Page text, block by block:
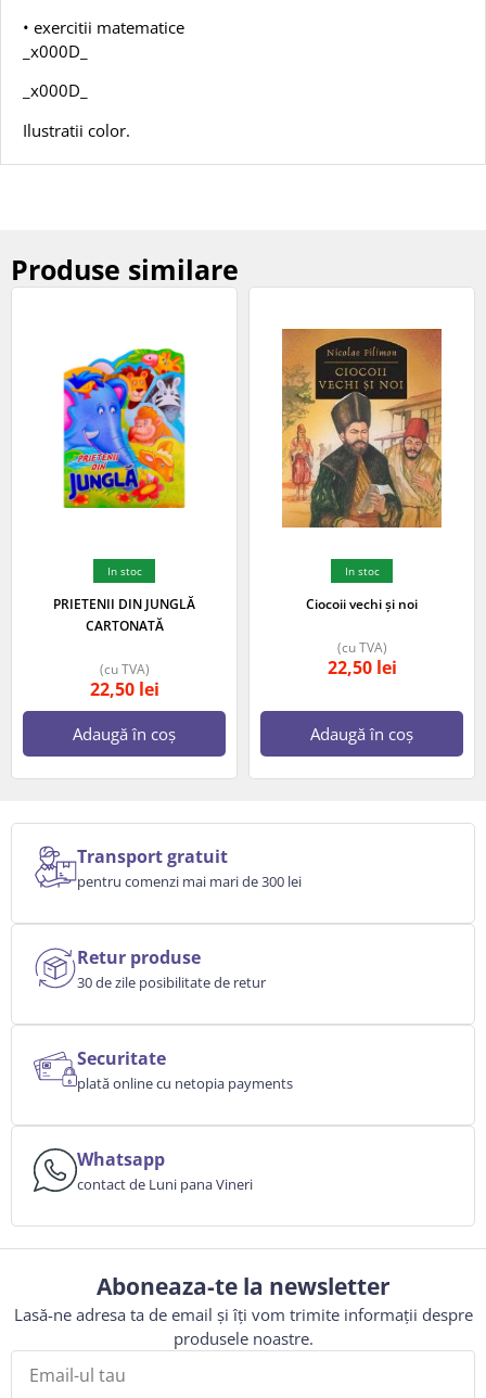
• exercitii matematice
_x000D_
_x000D_
Ilustratii color.
Produse similare
In stoc
PRIETENII DIN JUNGLĂ
CARTONATĂ
22,50 lei
(cu TVA)
Adaugă în coș
In stoc
Ciocoii vechi și noi
22,50 lei
(cu TVA)
Adaugă în coș
Transport gratuit
pentru comenzi mai mari de 300 lei
Retur produse
30 de zile posibilitate de retur
Securitate
plată online cu netopia payments
Whatsapp
contact de Luni pana Vineri
Aboneaza-te la newsletter
Lasă-ne adresa ta de email și îți vom trimite informații despre
produsele noastre.